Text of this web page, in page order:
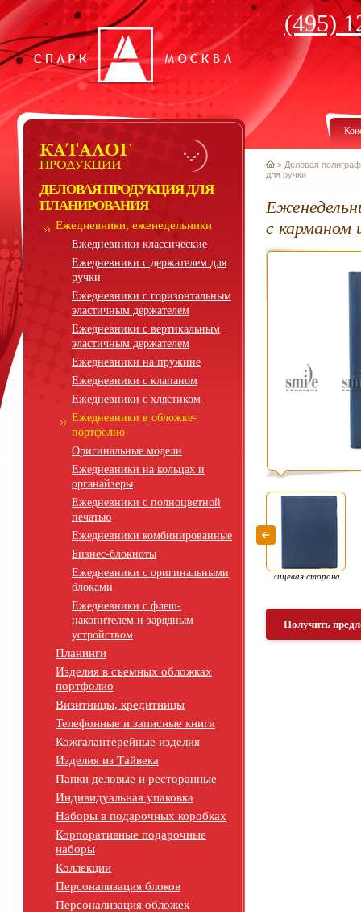
(495)
ДЕЛОВАЯ ПРОДУКЦИЯ ДЛЯ
ПЛАНИРОВАНИЯ
Ежедневники, еженедельники
Ежедневники классические
Ежедневники с держателем для
ручки
Ежедневники с горизонтальным
эластичным держателем
Ежедневники с вертикальным
эластичным держателем
Ежедневники на пружине
Ежедневники с клапаном
Ежедневники с хлястиком
Ежедневники в обложке-
портфолио
Оригинальные модели
Ежедневники на кольцах и
органайзеры
Ежедневники с полноцветной
печатью
Ежедневники комбинированные
Бизнес-блокноты
Ежедневники с оригинальными
блоками
Ежедневники с флеш-
накопителем и зарядным
устройством
Планинги
Изделия в съемных обложках
портфолио
Визитницы, кредитницы
Телефонные и записные книги
Кожгалантерейные изделия
Изделия из Тайвека
Папки деловые и ресторанные
Индивидуальная упаковка
Наборы в подарочных коробках
Корпоративные подарочные
наборы
Коллекции
Персонализация блоков
Персонализация обложек
> Деловая
для ручки
с карманом
лицевая сторона
Получить